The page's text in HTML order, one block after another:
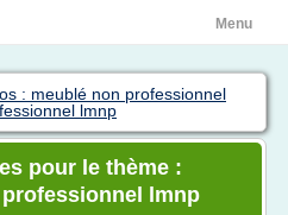
Menu
: meublé non professionnel
lmnp
pour le thème :
lmnp